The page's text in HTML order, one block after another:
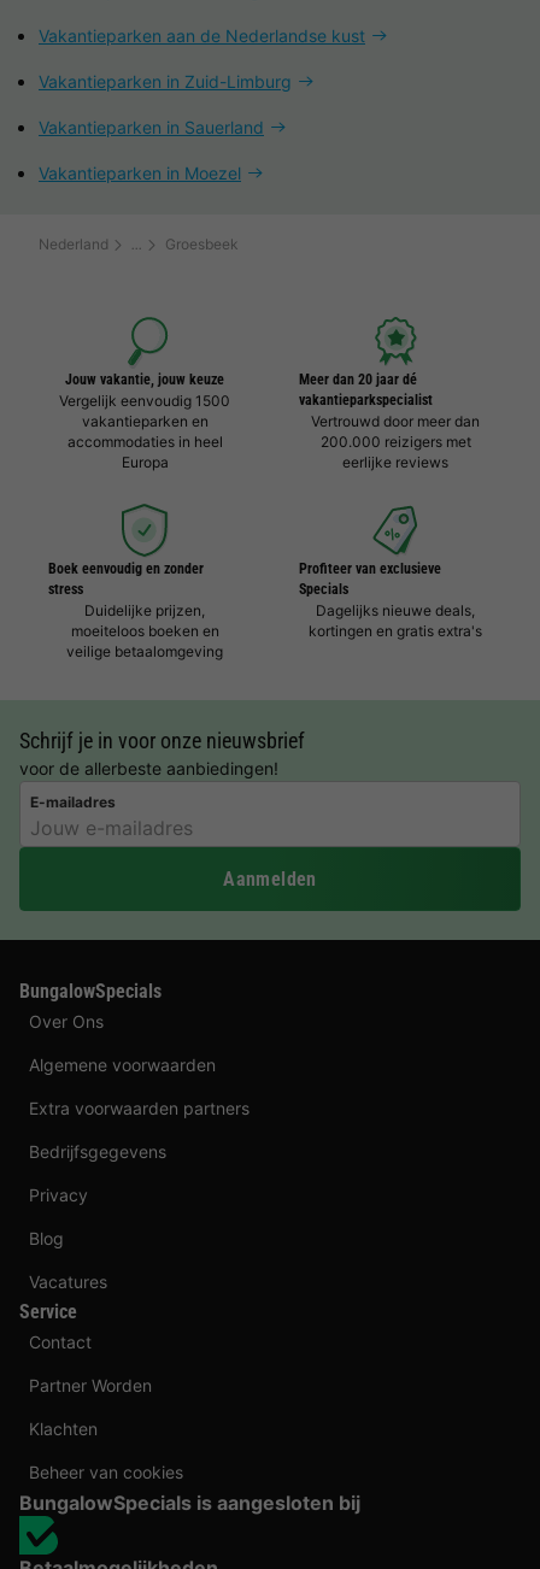
Vakantieparken aan de Nederlandse kust
Vakantieparken in Zuid-Limburg
Vakantieparken in Sauerland
Vakantieparken in Moezel
Nederland Groesbeek
Jouw vakantie, jouw keuze
Vergelijk eenvoudig 1500
vakantieparken en
accommodaties in heel
Europa
Meer dan 20 jaar dé
vakantieparkspecialist
Vertrouwd door meer dan
200.000 reizigers met
eerlijke reviews
Boek eenvoudig en zonder
stress
Duidelijke prijzen,
moeiteloos boeken en
veilige betaalomgeving
Profiteer van exclusieve
Specials
Dagelijks nieuwe deals,
kortingen en gratis extra's
Schrijf je in voor onze nieuwsbrief
voor de allerbeste aanbiedingen!
E-mailadres
Aanmelden
BungalowSpecials
Over Ons
Algemene voorwaarden
Extra voorwaarden partners
Bedrijfsgegevens
Privacy
Blog
Vacatures
Service
Contact
Partner Worden
Klachten
Beheer van cookies
BungalowSpecials is aangesloten bij